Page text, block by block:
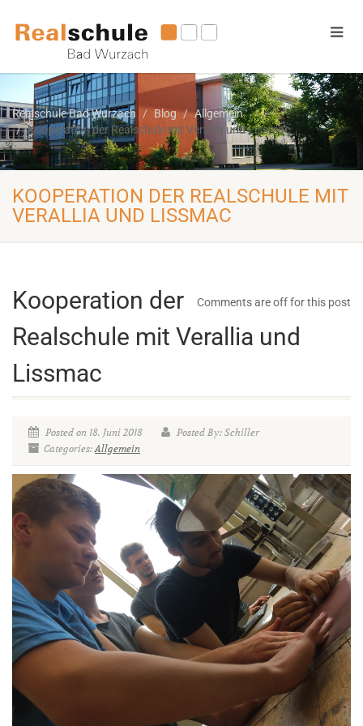
Realschule Bad Wurzach Blog
Allgemein
Kooperation der Realschule mit Verallia und Lissmac
KOOPERATION DER REALSCHULE MIT
VERALLIA UND LISSMAC
Comments are off for this post
Kooperation der
Realschule mit Verallia und
Lissmac
Posted on 18. Juni 2018
Posted By: Schiller
Categories:Allgemein